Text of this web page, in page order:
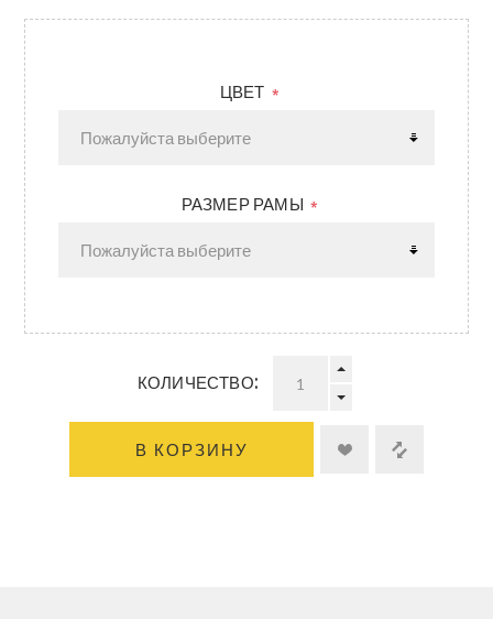
ЦВЕТ *
РАЗМЕР РАМЫ *
КОЛИЧЕСТВО:
В КОРЗИНУ